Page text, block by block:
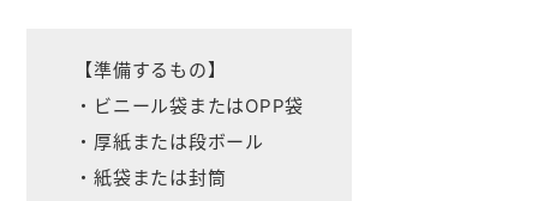
【準備するもの】
・ビニール袋またはOPP袋
・厚紙または段ボール
・紙袋または封筒